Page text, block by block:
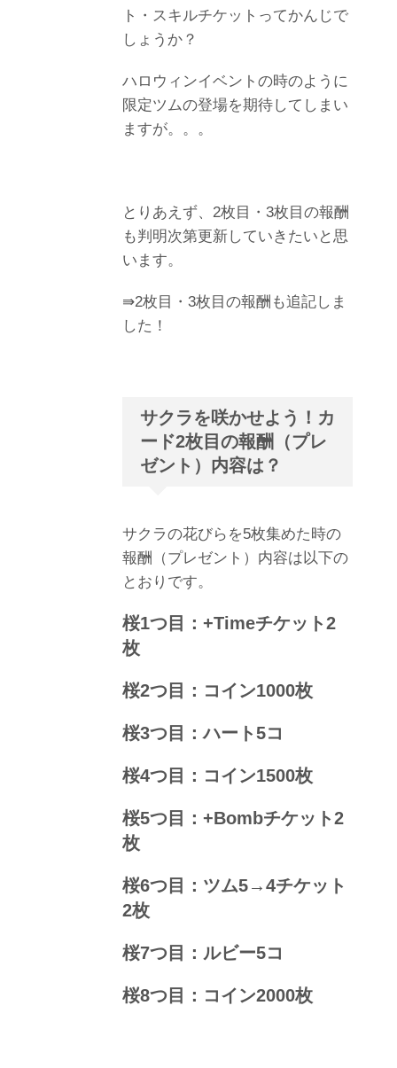
ト・スキルチケットってかんじで
しょうか？
ハロウィンイベントの時のように
限定ツムの登場を期待してしまい
ますが。。。
とりあえず、2枚目・3枚目の報酬
も判明次第更新していきたいと思
います。
⇛2枚目・3枚目の報酬も追記しま
した！
サクラを咲かせよう！カ
ード2枚目の報酬（プレ
ゼント）内容は？
サクラの花びらを5枚集めた時の
報酬（プレゼント）内容は以下の
とおりです。
桜1つ目：+Timeチケット2
枚
桜2つ目：コイン1000枚
桜3つ目：ハート5コ
桜4つ目：コイン1500枚
桜5つ目：+Bombチケット2
枚
桜6つ目：ツム5→4チケット
2枚
桜7つ目：ルビー5コ
桜8つ目：コイン2000枚